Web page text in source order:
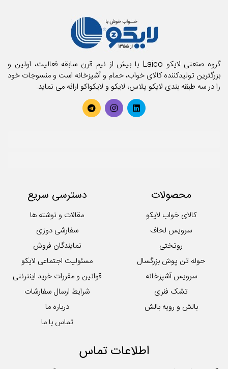
گروه صنعتی لایکو Laico با بیش از نیم قرن سابقه فعالیت، اولین و
بزرگترین تولیدکننده کالای خواب، حمام و آشپزخانه است و منسوجات خود
را در سه طبقه بندی لایکو پلاس، لایکو و لایکواکو ارائه می نماید.
محصولات
کالای خواب لایکو
سرویس لحاف
روتختی
حوله تن پوش بزرگسال
سرویس آشپزخانه
تشک فنری
بالش و رویه بالش
دسترسی سریع
مقالات و نوشته ها
سفارشی دوزی
نمایندگان فروش
مسئولیت اجتماعی لایکو
قوانین و مقررات خرید اینترنتی
شرایط ارسال سفارشات
درباره ما
تماس با ما
اطلاعات تماس